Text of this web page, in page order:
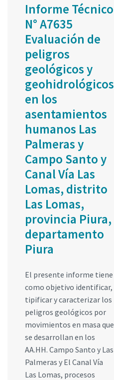
Informe Técnico
N° A7635
Evaluación de
peligros
geológicos y
geohidrológicos
en los
asentamientos
humanos Las
Palmeras y
Campo Santo y
Canal Vía Las
Lomas, distrito
Las Lomas,
provincia Piura,
departamento
Piura
El presente informe tiene
como objetivo identificar,
tipificar y caracterizar los
peligros geológicos por
movimientos en masa que
se desarrollan en los
AA.HH. Campo Santo y Las
Palmeras y El Canal Vía
Las Lomas, procesos